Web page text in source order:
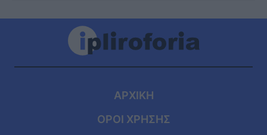
ΑΡΧΙΚΗ
ΟΡΟΙ ΧΡΗΣΗΣ